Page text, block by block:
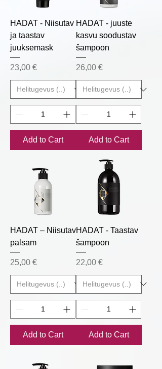
HADAT - Niisutav
ja taastav
juuksemask
Price
23,00 €
Add to Cart
HADAT - juuste
kasvu soodustav
šampoon
Price
26,00 €
Add to Cart
HADAT – Niisutav
palsam
Price
25,00 €
Add to Cart
HADAT - Taastav
šampoon
Price
22,00 €
Add to Cart